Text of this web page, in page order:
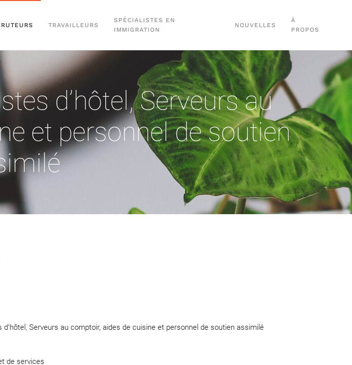
TRAVAILLEURS
SPÉCIALISTES EN
IMMIGRATION
NOUVELLES
À
PROPOS
d’hôtel,Serveurs au
et personnel de soutien
, Serveurs au comptoir, aides de cuisine et personnel de soutien assimilé
de services